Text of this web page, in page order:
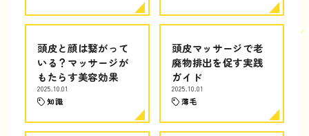
頭皮と顔は繋がって
いる？マッサージが
もたらす美容効果
2025.10.01
知識
頭皮マッサージで老
廃物排出を促す実践
ガイド
2025.10.01
薄毛